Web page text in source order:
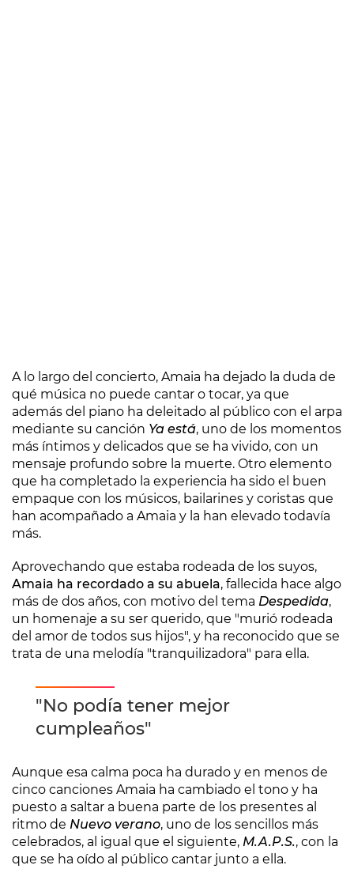
A lo largo del concierto, Amaia ha dejado la duda de
qué música no puede cantar o tocar, ya que
además del piano ha deleitado al público con el arpa
mediante su canción Ya está, uno de los momentos
más íntimos y delicados que se ha vivido, con un
mensaje profundo sobre la muerte. Otro elemento
que ha completado la experiencia ha sido el buen
empaque con los músicos, bailarines y coristas que
han acompañado a Amaia y la han elevado todavía
más.
Aprovechando que estaba rodeada de los suyos,
Amaia ha recordado a su abuela, fallecida hace algo
más de dos años, con motivo del tema Despedida,
un homenaje a su ser querido, que "murió rodeada
del amor de todos sus hijos", y ha reconocido que se
trata de una melodía "tranquilizadora" para ella.
"No podía tener mejor
cumpleaños"
Aunque esa calma poca ha durado y en menos de
cinco canciones Amaia ha cambiado el tono y ha
puesto a saltar a buena parte de los presentes al
ritmo de Nuevo verano, uno de los sencillos más
celebrados, al igual que el siguiente, M.A.P.S., con la
que se ha oído al público cantar junto a ella.